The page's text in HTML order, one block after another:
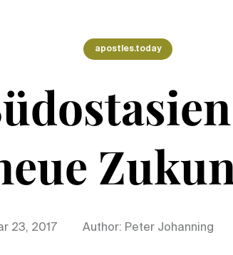
apostles.today
23, 2017 Author: Peter Johanning